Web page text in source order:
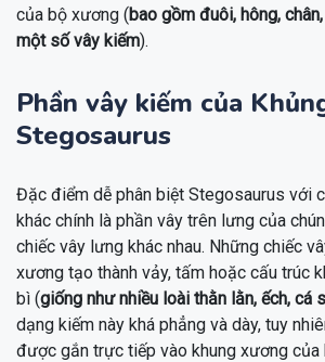
của bộ xương (bao gồm đuôi, hông,
một số vây kiếm).
Phần vây kiếm của
Stegosaurus
Đặc điểm dễ phân biệt Stegosaurus với
khác chính là phần vây trên lưng của
chiếc vây lưng khác nhau. Những chiếc
xương tạo thành vảy, tấm hoặc cấu trúc
bì (giống như nhiều loài thằn lằn, ếch, cá
dạng kiếm này khá phẳng và dày, tuy
được gắn trực tiếp vào khung xương của